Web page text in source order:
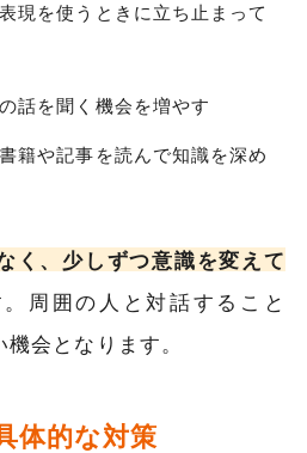
現を使うときに立ち止まって
話を聞く機会を増やす
籍や記事を読んで知識を深め
く、少しずつ意識を変えて
。周囲の人と対話すること
会となります。
体的な対策